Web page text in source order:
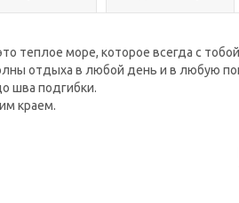
теплое море, которое всегда с
отдыха в любой день и в любую
шва подгибки.
краем.